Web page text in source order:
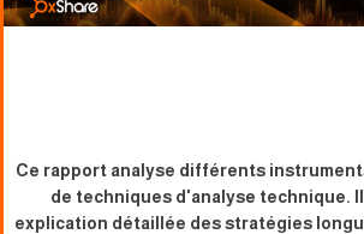
Ce rapport analyse différents
de techniques d'analyse technique.
explication détaillée des stratégies